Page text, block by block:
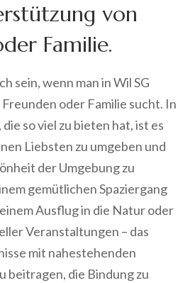
von
Familie.
sein, wenn man in Wil SG
oder Familie sucht. In
so viel zu bieten hat, ist es
Liebsten zu umgeben und
der Umgebung zu
gemütlichen Spaziergang
Ausflug in die Natur oder
Veranstaltungen – das
mit nahestehenden
beitragen, die Bindung zu